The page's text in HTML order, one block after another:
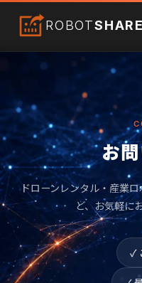
ROBOTSHARE
お
ドローンレンタル・産業
ど、お気軽に
✓